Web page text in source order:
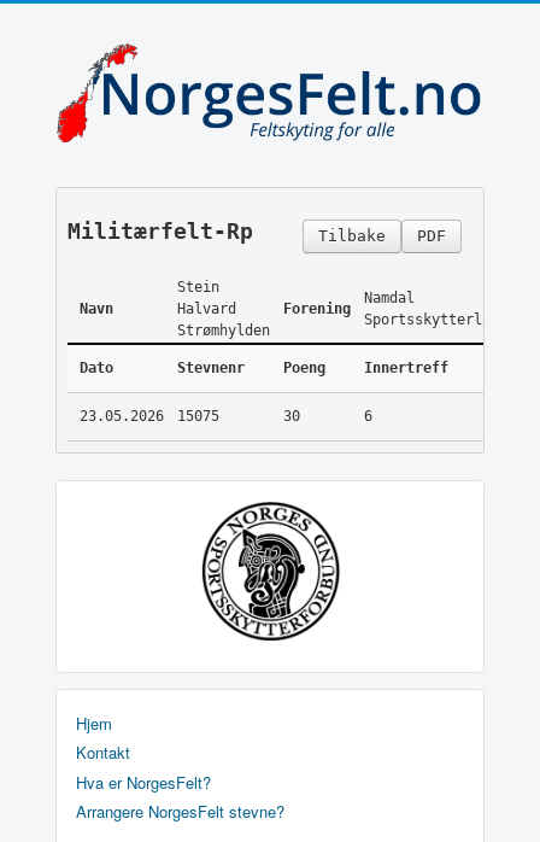
PDF
Tilbake
Militærfelt-Rp
Navn
Stein
Halvard
Strømhylden
Forening
Namdal
Sportsskytterlag
Dato Stevnenr Poeng Innertreff
23.05.2026 15075 30 6
Hjem
Kontakt
Hva er NorgesFelt?
Arrangere NorgesFelt stevne?